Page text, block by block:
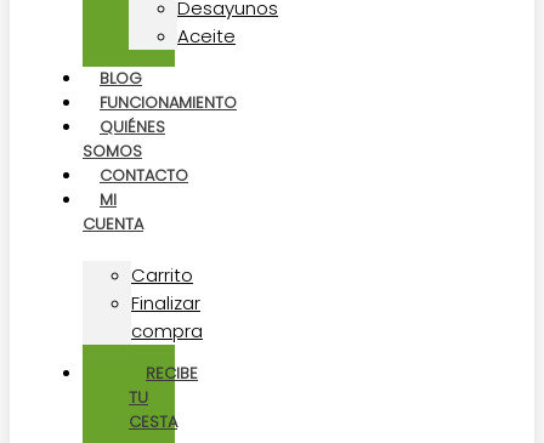
Desayunos
Aceite
BLOG
FUNCIONAMIENTO
QUIÉNES
SOMOS
CONTACTO
MI
CUENTA
Carrito
Finalizar
compra
RECIBE
TU
CESTA